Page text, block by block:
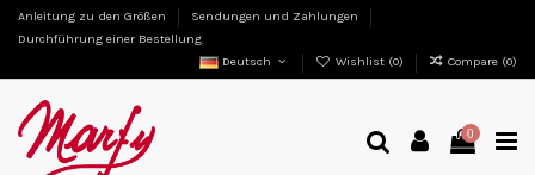
Anleitung zu den Größen
Sendungen und Zahlungen
Durchführung einer Bestellung
Deutsch
Wishlist (0) Compare (0)
0